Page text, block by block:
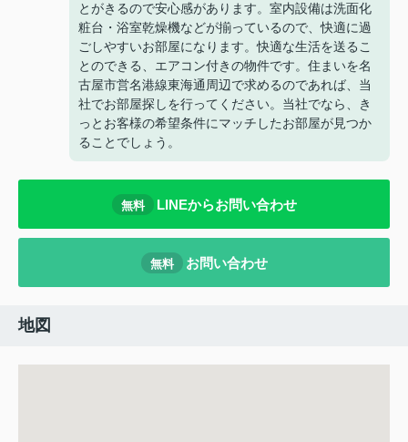
とがきるので安心感があります。室内設備は洗面化
粧台・浴室乾燥機などが揃っているので、快適に過
ごしやすいお部屋になります。快適な生活を送るこ
とのできる、エアコン付きの物件です。住まいを名
古屋市営名港線東海通周辺で求めるのであれば、当
社でお部屋探しを行ってください。当社でなら、き
っとお客様の希望条件にマッチしたお部屋が見つか
ることでしょう。
無料 LINEからお問い合わせ
無料 お問い合わせ
地図